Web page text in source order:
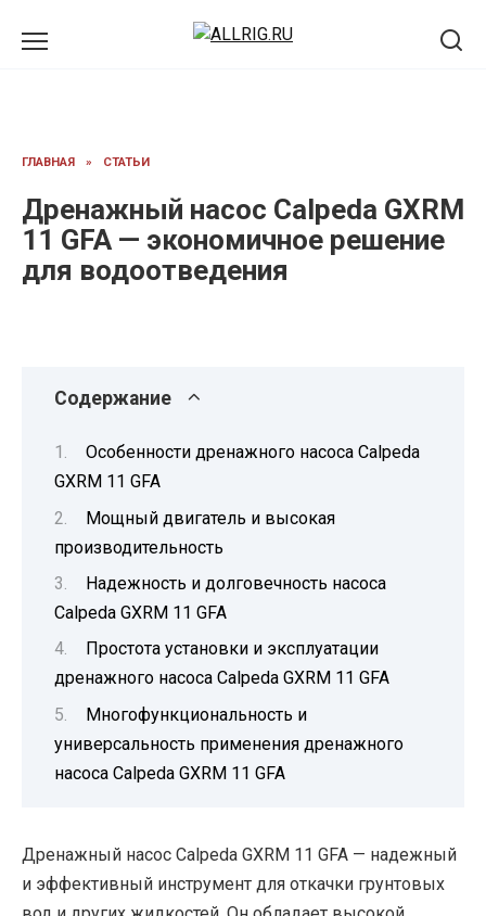
ГЛАВНАЯ » СТАТЬИ
Дренажный насос Calpeda GXRM
11 GFA — экономичное решение
для водоотведения
Содержание
Особенности дренажного насоса Calpeda
GXRM 11 GFA
Мощный двигатель и высокая
производительность
Надежность и долговечность насоса
Calpeda GXRM 11 GFA
Простота установки и эксплуатации
дренажного насоса Calpeda GXRM 11 GFA
Многофункциональность и
универсальность применения дренажного
насоса Calpeda GXRM 11 GFA
Дренажный насос Calpeda GXRM 11 GFA — надежный
и эффективный инструмент для откачки грунтовых